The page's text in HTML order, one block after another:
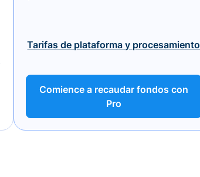
Tarifas de plataforma y procesamiento
Comience a recaudar fondos con
Pro